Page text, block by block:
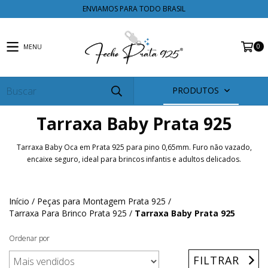
ENVIAMOS PARA TODO BRASIL
MENU 0
PRODUTOS
Tarraxa Baby Prata 925
Tarraxa Baby Oca em Prata 925 para pino 0,65mm. Furo não vazado,
encaixe seguro, ideal para brincos infantis e adultos delicados.
Início / Peças para Montagem Prata 925 /
Tarraxa Para Brinco Prata 925 / Tarraxa Baby Prata 925
Ordenar por
FILTRAR